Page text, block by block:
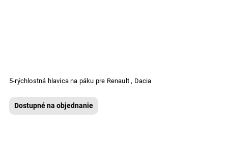
5-rýchlostná hlavica na páku pre Renault , Dacia
Dostupné na objednanie